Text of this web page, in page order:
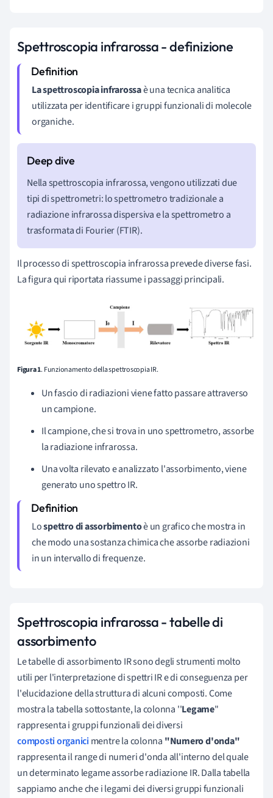
Spettroscopia infrarossa - definizione
La spettroscopia infrarossaè una tecnica analitica
utilizzata per identificare i gruppi funzionali di molecole
organiche.
Nella spettroscopia infrarossa, vengono utilizzati due
tipi di spettrometri: lo spettrometro tradizionale a
radiazione infrarossa dispersiva e la spettrometro a
trasformata di Fourier (FTIR).
Il processo di spettroscopia infrarossa prevede diverse fasi.
La figura qui riportata riassume i passaggi principali.
Figura 1. Funzionamento della spettroscopia IR.
Un fascio di radiazioni viene fatto passare attraverso
un campione.
Il campione, che si trova in uno spettrometro, assorbe
la radiazione infrarossa.
Una volta rilevato e analizzato l'assorbimento, viene
generato uno spettro IR.
Lospettro di assorbimentoè un grafico che mostra in
che modo una sostanza chimica che assorbe radiazioni
in un intervallo di frequenze.
Spettroscopia infrarossa - tabelle di
assorbimento
Le tabelle di assorbimento IR sono degli strumenti molto
utili per l'interpretazione di spettri IR e di conseguenza per
l'elucidazione della struttura di alcuni composti. Come
mostra la tabella sottostante, la colonna ''Legame"
rappresenta i gruppi funzionali dei diversi
composti organicimentre la colonna "Numero d'onda"
rappresenta il range di numeri d'onda all'interno del quale
un determinato legame assorbe radiazione IR. Dalla tabella
sappiamo anche che i legami dei diversi gruppi funzionali